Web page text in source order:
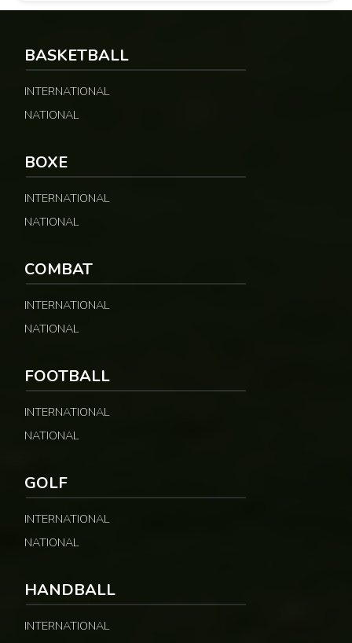
BASKETBALL
INTERNATIONAL
NATIONAL
BOXE
INTERNATIONAL
NATIONAL
COMBAT
INTERNATIONAL
NATIONAL
FOOTBALL
INTERNATIONAL
NATIONAL
GOLF
INTERNATIONAL
NATIONAL
HANDBALL
INTERNATIONAL